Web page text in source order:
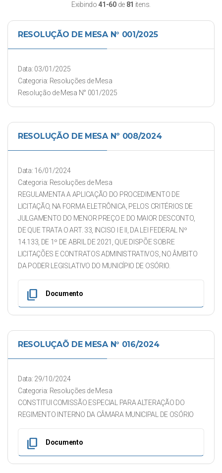
Exibindo 41-60de 81 itens.
RESOLUÇÃO DE MESA N° 001/2025
Data: 03/01/2025
Categoria: Resoluções de Mesa
Resolução de Mesa N° 001/2025
RESOLUÇÃO DE MESA Nº 008/2024
Data: 16/01/2024
Categoria: Resoluções de Mesa
REGULAMENTA A APLICAÇÃO DO PROCEDIMENTO DE
LICITAÇÃO, NA FORMA ELETRÔNICA, PELOS CRITÉRIOS DE
JULGAMENTO DO MENOR PREÇO E DO MAIOR DESCONTO,
DE QUE TRATA O ART. 33, INCISO I E II, DA LEI FEDERAL Nº
14.133, DE 1º DE ABRIL DE 2021, QUE DISPÕE SOBRE
LICITAÇÕES E CONTRATOS ADMINISTRATIVOS, NO ÂMBITO
DA PODER LEGISLATIVO DO MUNICÍPIO DE OSÓRIO.
content_copy Documento
RESOLUÇAÕ DE MESA N° 016/2024
Data: 29/10/2024
Categoria: Resoluções de Mesa
CONSTITUI COMISSÃO ESPECIAL PARA ALTERAÇÃO DO
REGIMENTO INTERNO DA CÂMARA MUNICIPAL DE OSÓRIO
content_copy Documento